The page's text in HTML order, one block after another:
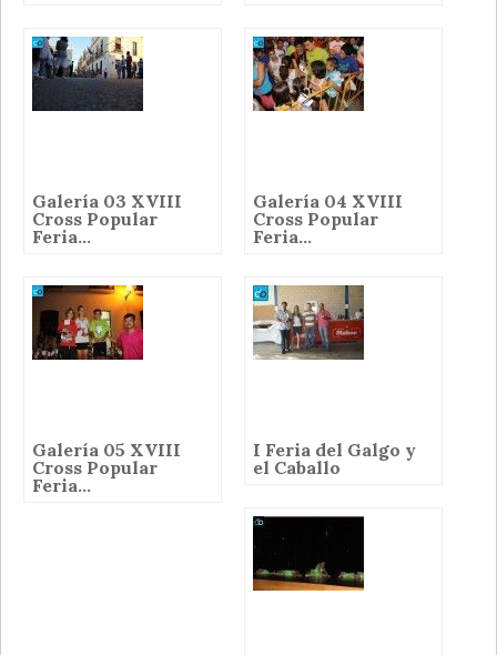
Galería 03 XVIII
Cross Popular
Feria...
Galería 04 XVIII
Cross Popular
Feria...
Galería 05 XVIII
Cross Popular
Feria...
I Feria del Galgo y
el Caballo